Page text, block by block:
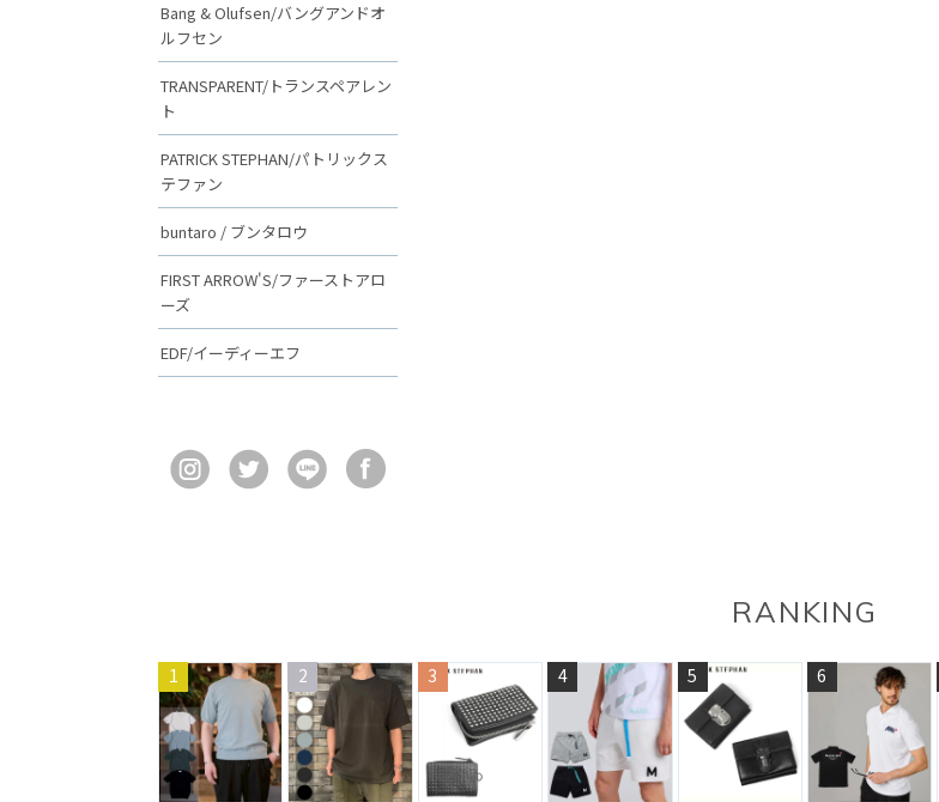
Bang & Olufsen/バングアンドオ
ルフセン
TRANSPARENT/トランスペアレン
ト
PATRICK STEPHAN/パトリックス
テファン
buntaro / ブンタロウ
FIRST ARROW'S/ファーストアロ
ーズ
EDF/イーディーエフ
RANKING
1 2 3 4 5 6